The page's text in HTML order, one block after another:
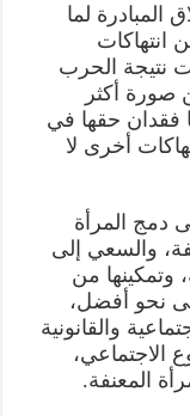
لما
انتهاكات
نتيجة الحرب
صورة أكثر
فقدان حقها في
أخرى لا
دمج المرأة
والسعي إلى
وتمكينها من
على نحو أفضل،
والقانونية
الاجتماعي،
المعنفة.